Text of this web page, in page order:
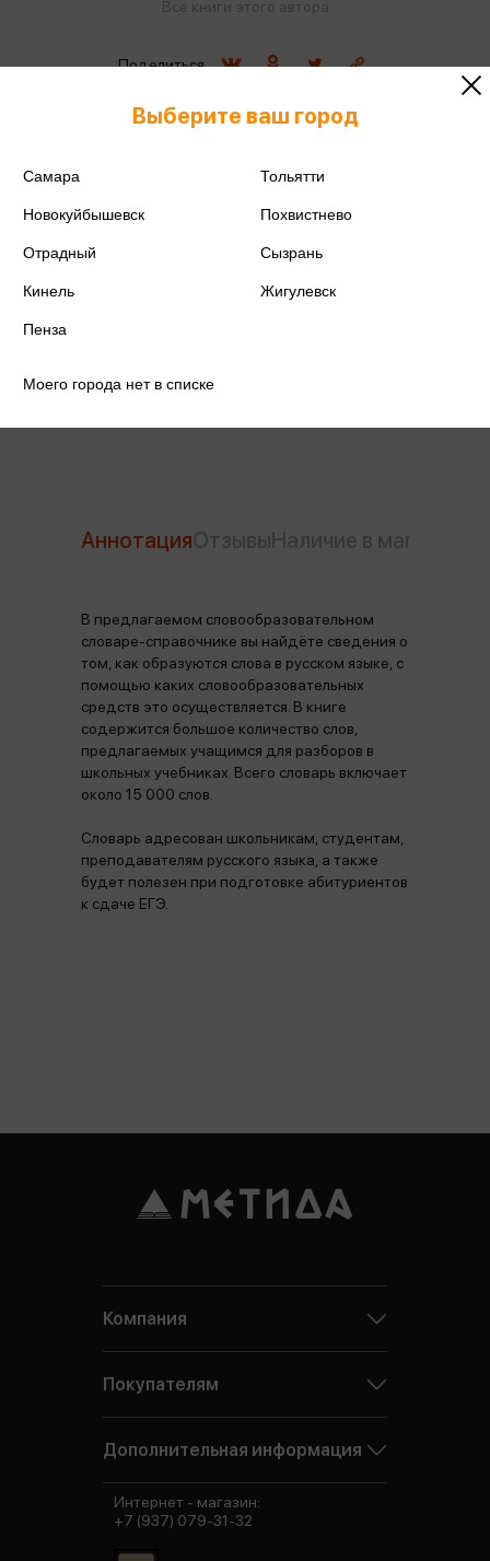
Издательство
Автор
Поделиться
Аннотация
В предлагаемом словообразовательном
словаре-справочнике вы найдёте сведения о
том, как образуются слова в русском языке, с
помощью каких словообразовательных
средств это осуществляется. В книге
содержится большое количество слов,
предлагаемых учащимся для разборов в
школьных учебниках. Всего словарь включает
около 15 000 слов.
Словарь адресован школьникам, студентам,
преподавателям русского языка, а также
будет полезен при подготовке абитуриентов
к сдаче ЕГЭ.
Выберите ваш город
Самара Тольятти
Новокуйбышевск Похвистнево
Отрадный Сызрань
Кинель Жигулевск
Пенза
Моего города нет в списке
Компания
Покупателям
Дополнительная информация
Интернет - магазин:
+7 (937) 079-31-32